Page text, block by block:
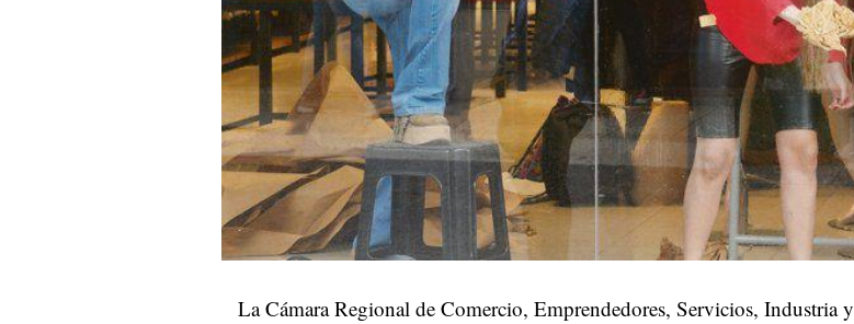
La Cámara Regional de Comercio, Emprendedores, Servicios, Industria y